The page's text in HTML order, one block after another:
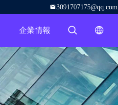
3091707175@qq.com
描述
描述
企業情報